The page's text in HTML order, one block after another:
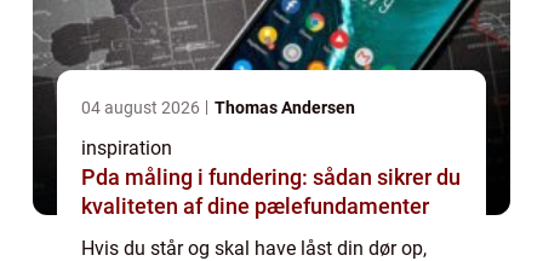
04 august 2026 Thomas Andersen
inspiration
Pda måling i fundering: sådan sikrer du
kvaliteten af dine pælefundamenter
Hvis du står og skal have låst din dør op,